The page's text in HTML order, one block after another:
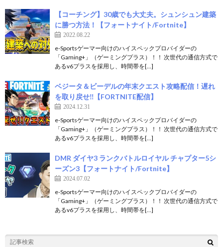
【コーチング】30歳でも大丈夫。シュンシュン建築
に勝つ方法！【フォートナイト/Fortnite】
2022.08.22
e-Sportsゲーマー向けのハイスペックプロバイダーの
「Gaming+」（ゲーミングプラス）！！ 次世代の通信方式で
あるv6プラスを採用し、時間帯を[…]
ベジータ＆ビーデルの年末クエスト攻略配信！遅れ
を取り戻せ‼【FORTNITE配信】
2024.12.31
e-Sportsゲーマー向けのハイスペックプロバイダーの
「Gaming+」（ゲーミングプラス）！！ 次世代の通信方式で
あるv6プラスを採用し、時間帯を[…]
DMR ダイヤ3 ランクバトルロイヤル チャプター5シ
ーズン3【フォートナイト/Fortnite】
2024.07.02
e-Sportsゲーマー向けのハイスペックプロバイダーの
「Gaming+」（ゲーミングプラス）！！ 次世代の通信方式で
あるv6プラスを採用し、時間帯を[…]